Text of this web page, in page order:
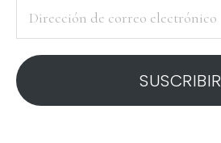
correo
electrónico
SUSCRIBIR